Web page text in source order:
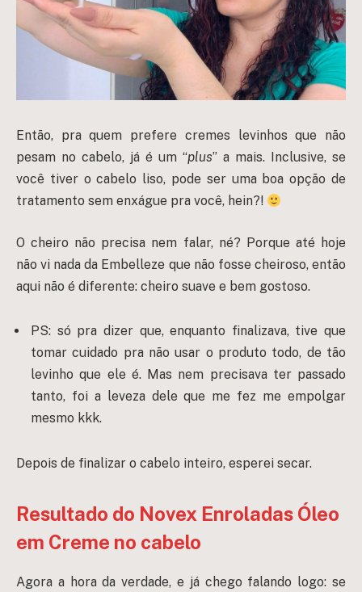
Então, pra quem prefere cremes levinhos que não
pesam no cabelo, já é um “plus” a mais. Inclusive, se
você tiver o cabelo liso, pode ser uma boa opção de
tratamento sem enxágue pra você, hein?!
O cheiro não precisa nem falar, né? Porque até hoje
não vi nada da Embelleze que não fosse cheiroso, então
aqui não é diferente: cheiro suave e bem gostoso.
PS: só pra dizer que, enquanto finalizava, tive que
tomar cuidado pra não usar o produto todo, de tão
levinho que ele é. Mas nem precisava ter passado
tanto, foi a leveza dele que me fez me empolgar
mesmo kkk.
Depois de finalizar o cabelo inteiro, esperei secar.
Resultado do Novex Enroladas Óleo
em Creme no cabelo
Agora a hora da verdade, e já chego falando logo: se